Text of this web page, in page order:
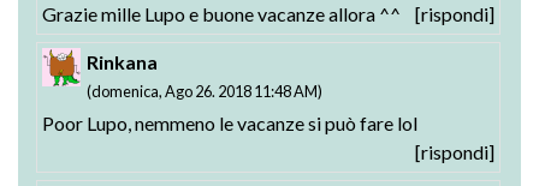
Grazie mille Lupo e buone vacanze allora ^^ [rispondi]
Rinkana
(domenica, Ago 26. 2018 11:48 AM)
Poor Lupo, nemmeno le vacanze si può fare lol
[rispondi]